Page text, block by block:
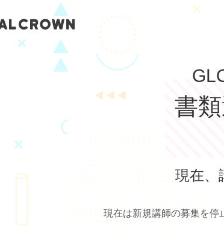
書
現在、
現在は新規講師の募集を停